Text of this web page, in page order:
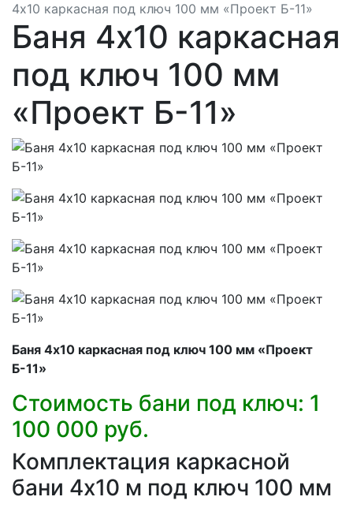
4х10 каркасная под ключ 100 мм «Проект Б-11»
Баня 4х10 каркасная
под ключ 100 мм
«Проект Б-11»
Баня 4х10 каркасная под ключ 100 мм «Проект
Б-11»
Стоимость бани под ключ: 1
100 000 руб.
Комплектация каркасной
бани 4х10 м под ключ 100 мм